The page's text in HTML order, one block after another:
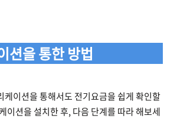
션을 통한 방법
케이션을 통해서도 전기요금을 쉽게 확인할
이션을 설치한 후, 다음 단계를 따라 해보세